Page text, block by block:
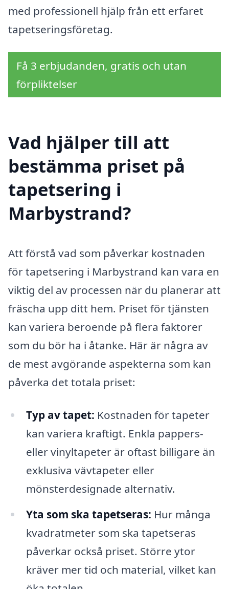
med professionell hjälp från ett erfaret
tapetseringsföretag.
Få 3 erbjudanden, gratis och utan
förpliktelser
Vad hjälper till att
bestämma priset på
tapetsering i
Marbystrand?
Att förstå vad som påverkar kostnaden
för tapetsering i Marbystrand kan vara en
viktig del av processen när du planerar att
fräscha upp ditt hem. Priset för tjänsten
kan variera beroende på flera faktorer
som du bör ha i åtanke. Här är några av
de mest avgörande aspekterna som kan
påverka det totala priset:
Typ av tapet: Kostnaden för tapeter
kan variera kraftigt. Enkla pappers-
eller vinyltapeter är oftast billigare än
exklusiva vävtapeter eller
mönsterdesignade alternativ.
Yta som ska tapetseras: Hur många
kvadratmeter som ska tapetseras
påverkar också priset. Större ytor
kräver mer tid och material, vilket kan